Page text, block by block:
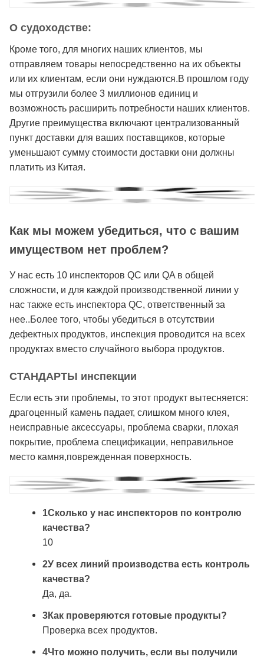
О судоходстве:
Кроме того, для многих наших клиентов, мы
отправляем товары непосредственно на их объекты
или их клиентам, если они нуждаются.В прошлом году
мы отгрузили более 3 миллионов единиц и
возможность расширить потребности наших клиентов.
Другие преимущества включают централизованный
пункт доставки для ваших поставщиков, которые
уменьшают сумму стоимости доставки они должны
платить из Китая.
Как мы можем убедиться, что с вашим
имуществом нет проблем?
У нас есть 10 инспекторов QC или QA в общей
сложности, и для каждой производственной линии у
нас также есть инспектора QC, ответственный за
нее..Более того, чтобы убедиться в отсутствии
дефектных продуктов, инспекция проводится на всех
продуктах вместо случайного выбора продуктов.
СТАНДАРТЫ инспекции
Если есть эти проблемы, то этот продукт вытесняется:
драгоценный камень падает, слишком много клея,
неисправные аксессуары, проблема сварки, плохая
покрытие, проблема спецификации, неправильное
место камня,поврежденная поверхность.
1Сколько у нас инспекторов по контролю
качества?
10
2У всех линий производства есть контроль
качества?
Да, да.
3Как проверяются готовые продукты?
Проверка всех продуктов.
4Что можно получить, если вы получили